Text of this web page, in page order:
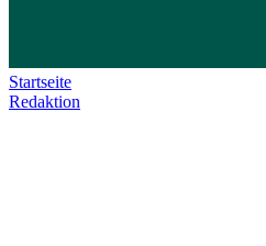
Startseite
Redaktion